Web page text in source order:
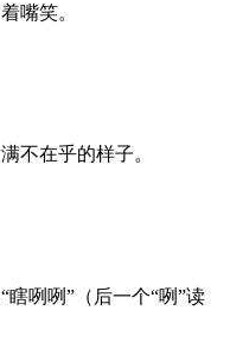
嘴笑。
满不在乎的样子。